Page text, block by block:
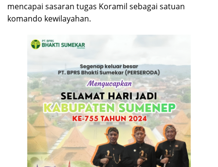
mencapai sasaran tugas Koramil sebagai satuan
komando kewilayahan.